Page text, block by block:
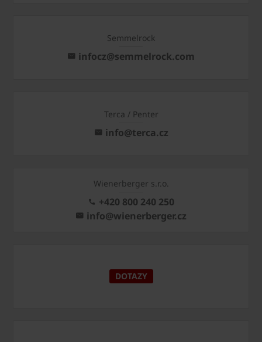
Semmelrock
infocz@semmelrock.com
Terca / Penter
info@terca.cz
Wienerberger s.r.o.
+420 800 240 250
info@wienerberger.cz
DOTAZY